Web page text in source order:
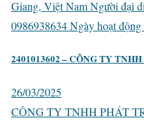
Giang, Việt Nam Người đại
0986938634 Ngày hoạt
2401013602 – CÔNG TY
26/03/2025
CÔNG TY TNHH PHÁT